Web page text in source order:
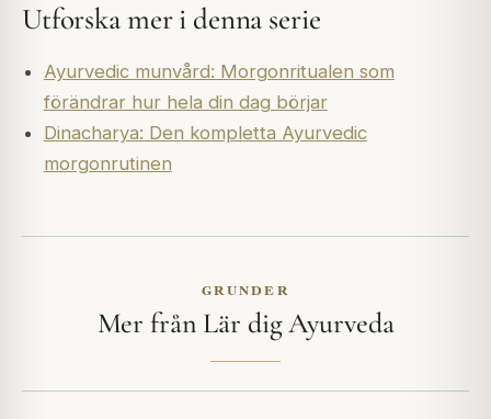
Utforska mer i denna serie
Ayurvedic munvård: Morgonritualen som
förändrar hur hela din dag börjar
Dinacharya: Den kompletta Ayurvedic
morgonrutinen
GRUNDER
Mer från Lär dig Ayurveda